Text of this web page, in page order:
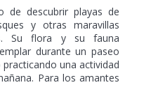
de descubrir playas de
y otras maravillas
Su flora y su fauna
durante un paseo
una actividad
Para los amantes